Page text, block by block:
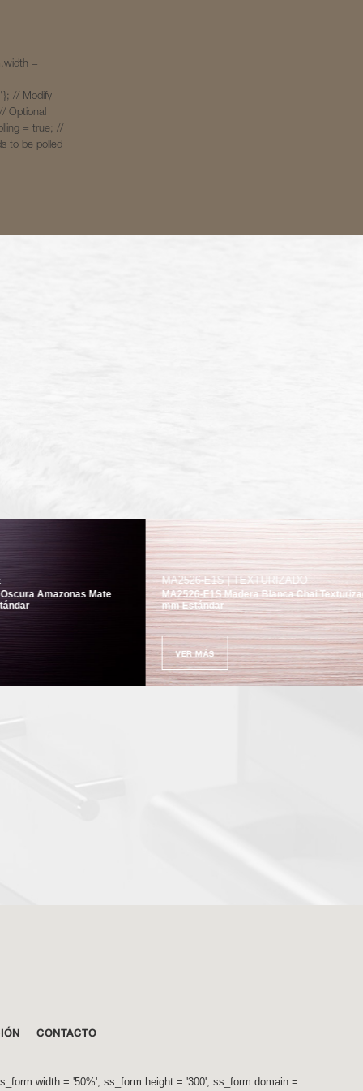
=
// Modify
Optional
= true; //
to be polled
Mate
MA2526-E1S | TEXTURIZADO
MA2526-E1S Madera Blanca Chai Texturizada .7
mm Estándar
VER MÁS
CONTACTO
= '50%'; ss_form.height = '300'; ss_form.domain =